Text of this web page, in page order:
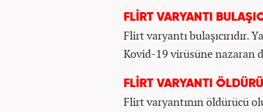
FLİRT VARYANTI
Flirt varyantı bulaşıcırıdır.
Kovid-19 virüsüne nazaran
FLİRT VARYANTI
Flirt varyantının öldürücü